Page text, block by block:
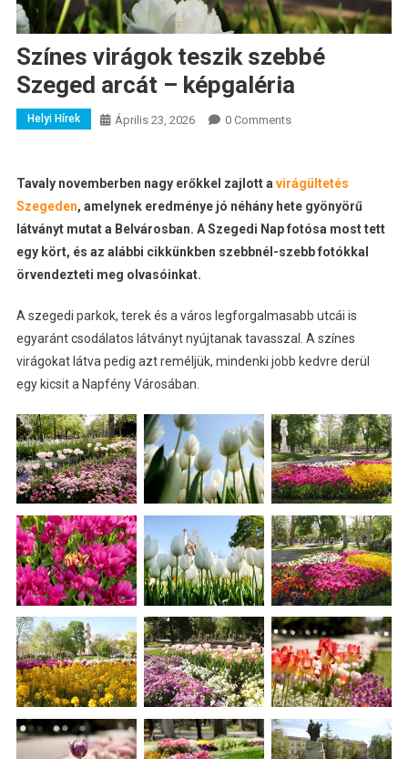
Színes virágok teszik szebbé
Szeged arcát – képgaléria
Helyi Hírek Április 23, 2026 0 Comments
Tavaly novemberben nagy erőkkel zajlott a virágültetés
Szegeden, amelynek eredménye jó néhány hete gyönyörű
látványt mutat a Belvárosban. A Szegedi Nap fotósa most tett
egy kört, és az alábbi cikkünkben szebbnél-szebb fotókkal
örvendezteti meg olvasóinkat.
A szegedi parkok, terek és a város legforgalmasabb utcái is
egyaránt csodálatos látványt nyújtanak tavasszal. A színes
virágokat látva pedig azt reméljük, mindenki jobb kedvre derül
egy kicsit a Napfény Városában.